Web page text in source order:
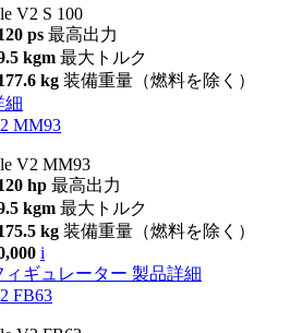
V2 S 100
ps 最高出力
kgm 最大トルク
kg 装備重量（燃料を除く）
細
MM93
V2 MM93
hp 最高出力
kgm 最大トルク
kg 装備重量（燃料を除く）
i
ィギュレーター 製品詳細
FB63